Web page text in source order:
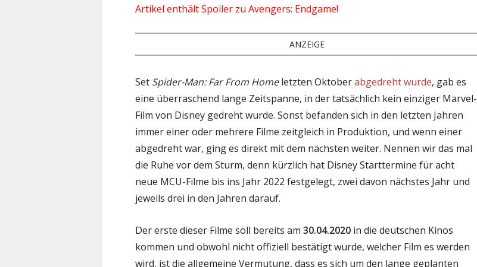
Artikel enthält Spoiler zu Avengers: Endgame!
ANZEIGE
Set Spider-Man: Far From Homeletzten Oktoberabgedreht wurde, gab es
eine überraschend lange Zeitspanne, in der tatsächlich kein einziger Marvel-
Film von Disney gedreht wurde. Sonst befanden sich in den letzten Jahren
immer einer oder mehrere Filme zeitgleich in Produktion, und wenn einer
abgedreht war, ging es direkt mit dem nächsten weiter. Nennen wir das mal
die Ruhe vor dem Sturm, denn kürzlich hat Disney Starttermine für acht
neue MCU-Filme bis ins Jahr 2022 festgelegt, zwei davon nächstes Jahr und
jeweils drei in den Jahren darauf.
Der erste dieser Filme soll bereits am 30.04.2020 in die deutschen Kinos
kommen und obwohl nicht offiziell bestätigt wurde, welcher Film es werden
wird, ist die allgemeine Vermutung, dass es sich um den lange geplanten